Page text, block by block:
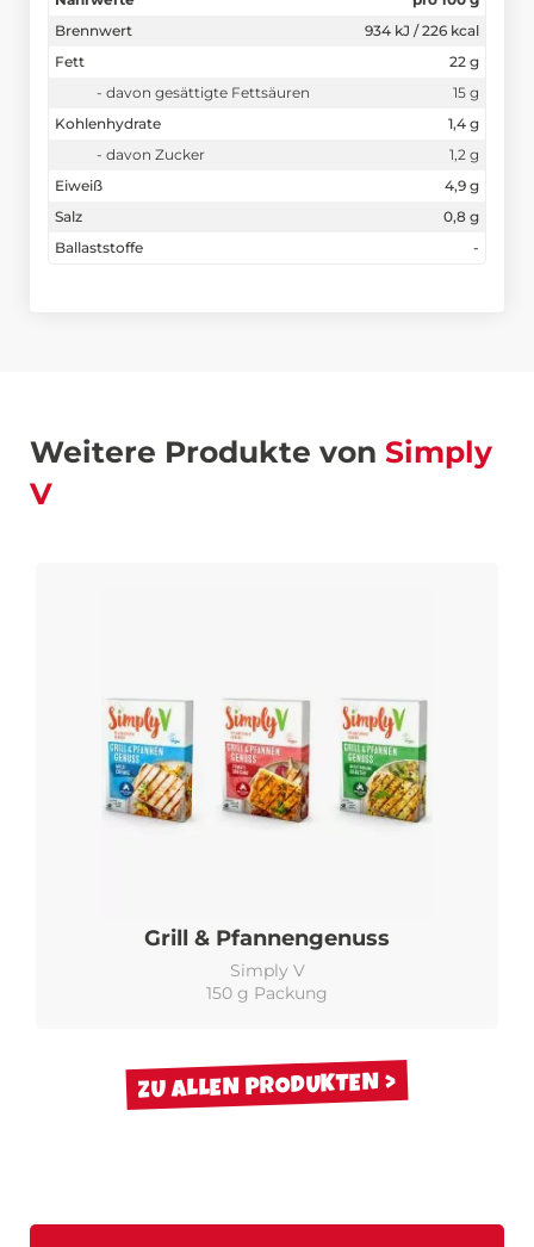
Brennwert
934 kJ / 226 kcal
Fett
22 g
- davon gesättigte Fettsäuren
15 g
Kohlenhydrate
1,4 g
- davon Zucker
1,2 g
Eiweiß
4,9 g
Salz
0,8 g
Ballaststoffe
-
Weitere Produkte von Simply
V
Grill & Pfannengenuss
Simply V
150 g Packung
ZU ALLEN PRODUKTEN